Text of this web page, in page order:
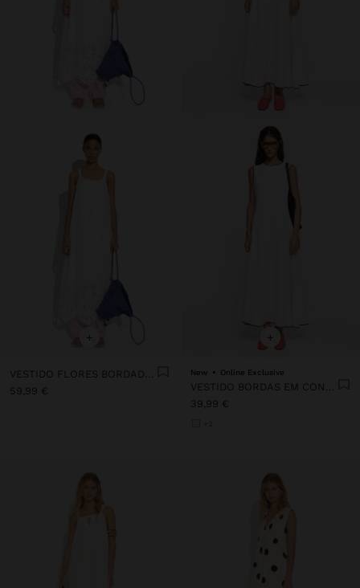
+
VESTIDO FLORES BORDADO PERFURADO 100% ALGODÃO
59,99 €
+
New Online Exclusive
VESTIDO BORDAS EM CONTRASTE 100% LIOCEL
39,99 €